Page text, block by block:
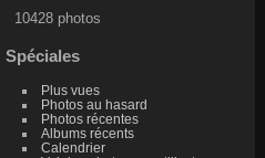
10428 photos
Spéciales
Plus vues
Photos au hasard
Photos récentes
Albums récents
Calendrier